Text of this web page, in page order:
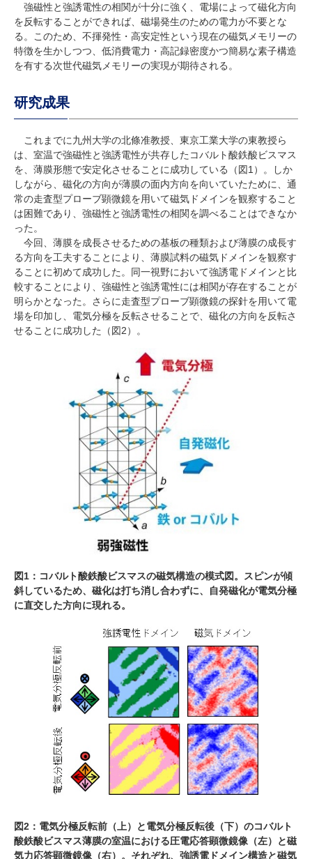
強磁性と強誘電性の相関が十分に強く、電場によって磁化方向
を反転することができれば、磁場発生のための電力が不要とな
る。このため、不揮発性・高安定性という現在の磁気メモリーの
特徴を生かしつつ、低消費電力・高記録密度かつ簡易な素子構造
を有する次世代磁気メモリーの実現が期待される。
研究成果
これまでに九州大学の北條准教授、東京工業大学の東教授ら
は、室温で強磁性と強誘電性が共存したコバルト酸鉄酸ビスマス
を、薄膜形態で安定化させることに成功している（図1）。しか
しながら、磁化の方向が薄膜の面内方向を向いていたために、通
常の走査型プローブ顕微鏡を用いて磁気ドメインを観察すること
は困難であり、強磁性と強誘電性の相関を調べることはできなか
った。
今回、薄膜を成長させるための基板の種類および薄膜の成長す
る方向を工夫することにより、薄膜試料の磁気ドメインを観察す
ることに初めて成功した。同一視野において強誘電ドメインと比
較することにより、強磁性と強誘電性には相関が存在することが
明らかとなった。さらに走査型プローブ顕微鏡の探針を用いて電
場を印加し、電気分極を反転させることで、磁化の方向を反転さ
せることに成功した（図2）。
図1：コバルト酸鉄酸ビスマスの磁気構造の模式図。スピンが傾
斜しているため、磁化は打ち消し合わずに、自発磁化が電気分極
に直交した方向に現れる。
図2：電気分極反転前（上）と電気分極反転後（下）のコバルト
酸鉄酸ビスマス薄膜の室温における圧電応答顕微鏡像（左）と磁
気力応答顕微鏡像（右）。それぞれ、強誘電ドメイン構造と磁気